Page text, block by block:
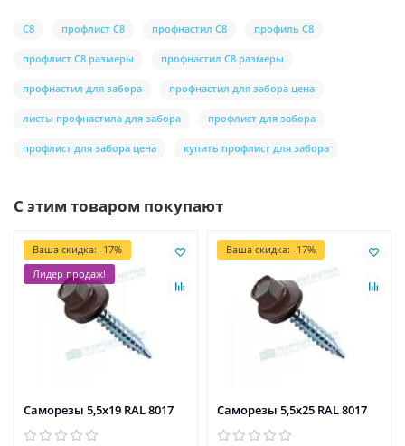
С8 профлист С8 профнастил С8 профиль С8
профлист С8 размеры профнастил С8 размеры
профнастил для забора профнастил для забора цена
листы профнастила для забора профлист для забора
профлист для забора цена купить профлист для забора
С этим товаром покупают
Ваша скидка: -17%
Лидер продаж!
Саморезы 5,5х19 RAL 8017
Ваша скидка: -17%
Саморезы 5,5х25 RAL 8017